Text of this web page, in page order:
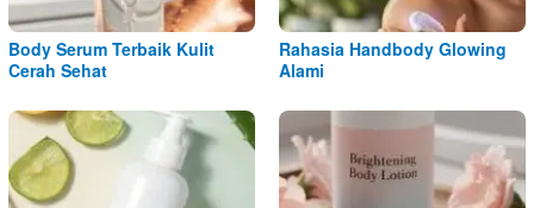
Body Serum Terbaik Kulit
Cerah Sehat
Rahasia Handbody Glowing
Alami